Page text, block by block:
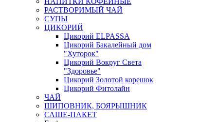
РАСТВОРИМЫЙ ЧАЙ
СУПЫ
ЦИКОРИЙ
Цикорий ELPASSA
Цикорий Бакалейный дом
"Хуторок"
Цикорий Вокруг Света
"Здоровье"
Цикорий Золотой корешок
Цикорий Фитолайн
ЧАЙ
ШИПОВНИК, БОЯРЫШНИК
САШЕ-ПАКЕТ